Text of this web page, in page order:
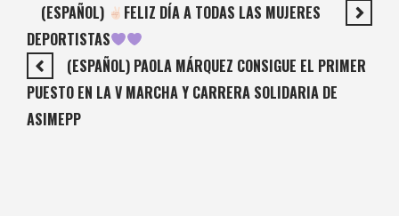
(ESPAÑOL)
FELIZ DÍA A TODAS LAS MUJERES
DEPORTISTAS
(ESPAÑOL) PAOLA MÁRQUEZ CONSIGUE EL PRIMER
PUESTO EN LA V MARCHA Y CARRERA SOLIDARIA DE
ASIMEPP